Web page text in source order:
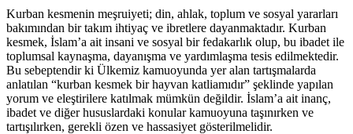
Kurban kesmenin meşruiyeti; din, ahlak, toplum ve sosyal yararları
bakımından bir takım ihtiyaç ve ibretlere dayanmaktadır. Kurban
kesmek, İslam’a ait insani ve sosyal bir fedakarlık olup, bu ibadet ile
toplumsal kaynaşma, dayanışma ve yardımlaşma tesis edilmektedir.
Bu sebeptendir ki Ülkemiz kamuoyunda yer alan tartışmalarda
anlatılan “kurban kesmek bir hayvan katliamıdır” şeklinde yapılan
yorum ve eleştirilere katılmak mümkün değildir. İslam’a ait inanç,
ibadet ve diğer hususlardaki konular kamuoyuna taşınırken ve
tartışılırken, gerekli özen ve hassasiyet gösterilmelidir.